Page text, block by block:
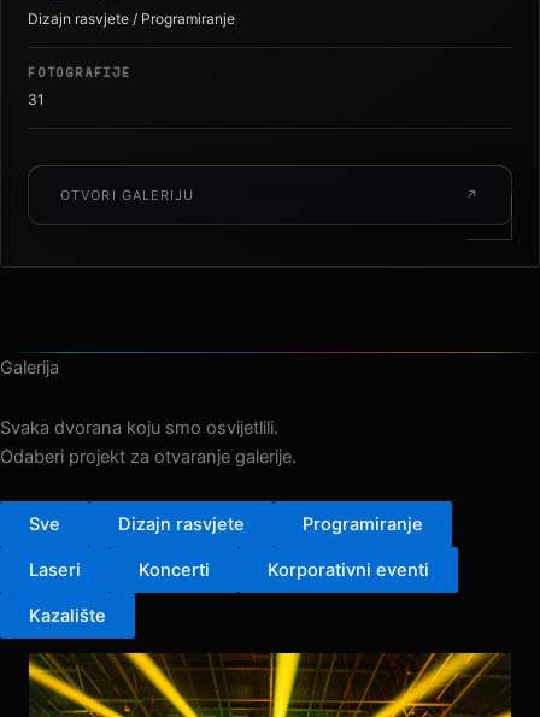
DISCIPLINA
Dizajn rasvjete / Programiranje
FOTOGRAFIJE
31
OTVORI GALERIJU ↗
Svaka dvorana koju smo osvijetlili.
Dizajn rasvjete
Koncerti Korporativni eventi
Kazalište